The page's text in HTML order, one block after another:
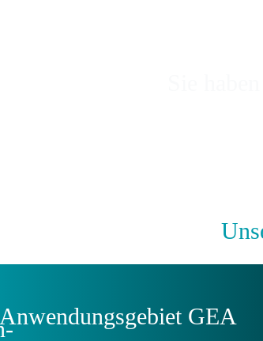
Anwen­dungs­gebiet GEA